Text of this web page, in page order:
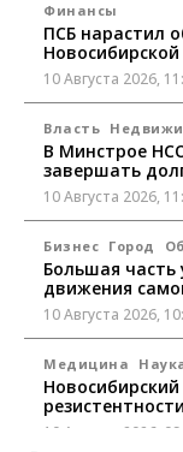
Финансы
ПСБ нарастил
10 Августа 2026,
Власть
В Минстрое
завершать
10 Августа 2026,
Бизнес Город
Большая часть
движения
10 Августа 2026,
Медицина
10 Августа 2026,